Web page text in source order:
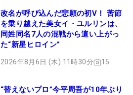
改名が呼び込んだ悲願の初V！ 苦節
を乗り越えた美女イ・ユルリンは、
同姓同名7人の混戦から這い上がっ
た“新星ヒロイン”
2026年8月6日 (木) 11時30分 15
“替えないプロ”今平周吾が10年ぶり